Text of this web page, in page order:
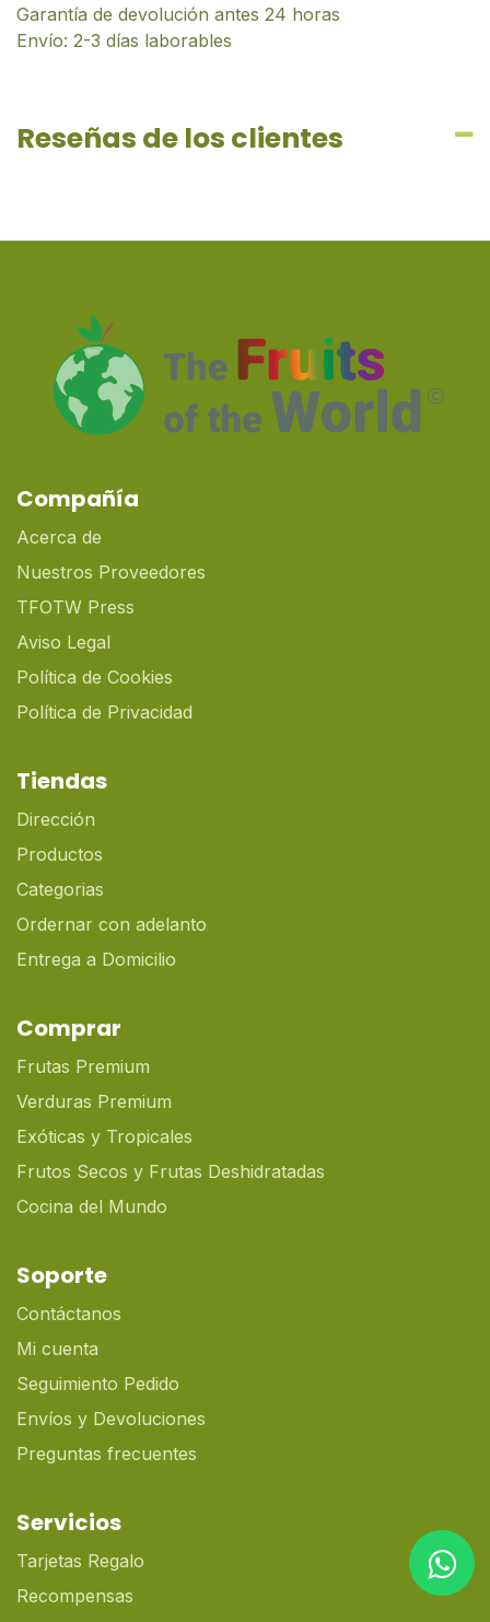
Garantía de devolución antes 24 horas
Envío: 2-3 días laborables
Reseñas de los clientes
Compañía
Acerca de
Nuestros Proveedores
TFOTW Press
Aviso Legal
Política de Cookies
Política de Privacidad
Tiendas
Dirección
Productos
Categorias
Ordernar con adelanto
Entrega a Domicilio
Comprar
Frutas Premium
Verduras Premium
Exóticas y Tropicales
Frutos Secos y Frutas Deshidratadas
Cocina del Mundo
Soporte
Contáctanos
Mi cuenta
Seguimiento Pedido
Envíos y Devoluciones
Preguntas frecuentes
Servicios
Tarjetas Regalo
Recompensas